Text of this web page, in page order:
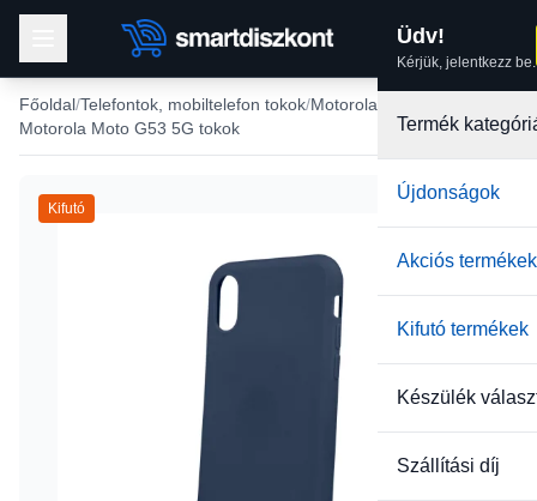
Üdv!
Kérjük, jelentkezz be.
Termék
Újdonságok
Akciós termékek
Kifutó termékek
Készülék
Szállítási díj
Főoldal Telefontok, mobiltelefon tokok Motorola tokok
Motorola Moto G53 5G tokok
Kifutó